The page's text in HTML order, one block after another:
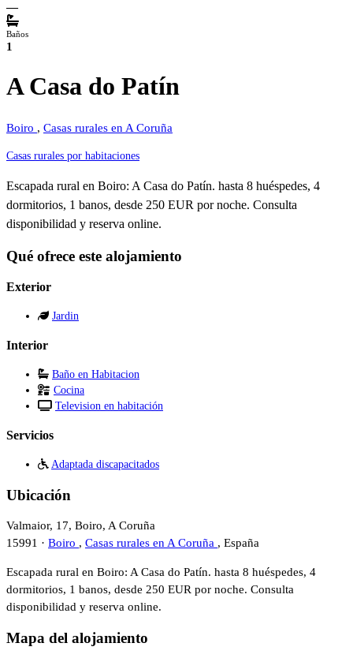
—
Baños
1
A Casa do Patín
Boiro , Casas rurales en A Coruña
Casas rurales por habitaciones
Escapada rural en Boiro: A Casa do Patín. hasta 8 huéspedes, 4
dormitorios, 1 banos, desde 250 EUR por noche. Consulta
disponibilidad y reserva online.
Qué ofrece este alojamiento
Exterior
Jardin
Interior
Baño en Habitacion
Cocina
Television en habitación
Servicios
Adaptada discapacitados
Ubicación
Valmaior, 17, Boiro, A Coruña
15991 · Boiro , Casas rurales en A Coruña , España
Escapada rural en Boiro: A Casa do Patín. hasta 8 huéspedes, 4
dormitorios, 1 banos, desde 250 EUR por noche. Consulta
disponibilidad y reserva online.
Mapa del alojamiento